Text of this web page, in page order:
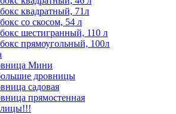
квадратный, 71л
со скосом, 54 л
шестигранный, 110 л
прямоугольный, 100л
Мини
дровницы
садовая
прямостенная